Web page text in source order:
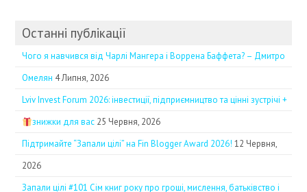
Останні публікації
Чого я навчився від Чарлі Мангера і Воррена Баффета? – Дмитро
Омелян 4 Липня, 2026
Lviv Invest Forum 2026: інвестиції, підприємництво та цінні зустрічі +
знижки для вас 25 Червня, 2026
Підтримайте “Запали цілі” на Fin Blogger Award 2026! 12 Червня,
2026
Запали цілі #101 Сім книг року про гроші, мислення, батьківство і